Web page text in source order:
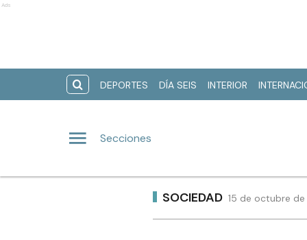
Ads
DEPORTES DÍA SEIS INTERIOR
Secciones
SOCIEDAD 15 de octubre